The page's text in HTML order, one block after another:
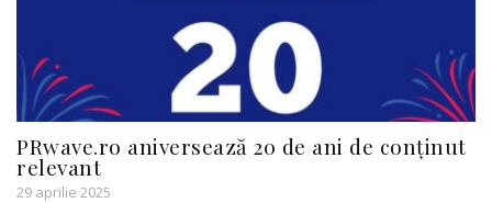
PRwave.ro aniversează 20 de ani de conținut
relevant
29 aprilie 2025